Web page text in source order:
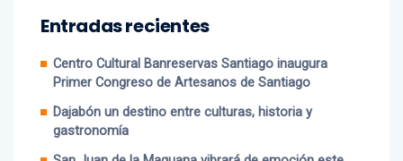
Entradas recientes
Centro Cultural Banreservas Santiago inaugura
Primer Congreso de Artesanos de Santiago
Dajabón un destino entre culturas, historia y
gastronomía